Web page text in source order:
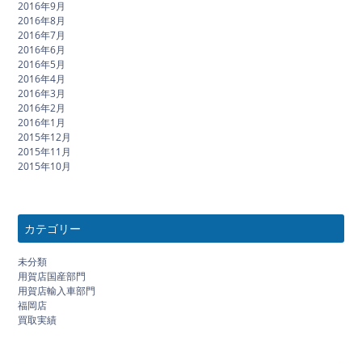
2016年9月
2016年8月
2016年7月
2016年6月
2016年5月
2016年4月
2016年3月
2016年2月
2016年1月
2015年12月
2015年11月
2015年10月
カテゴリー
未分類
用賀店国産部門
用賀店輸入車部門
福岡店
買取実績